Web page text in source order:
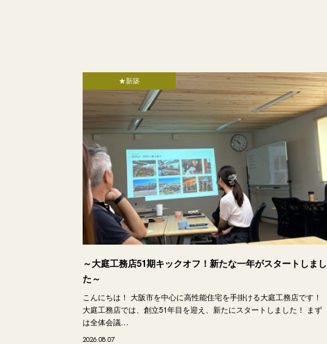
★新築
～大庭工務店51期キックオフ！新たな一年がスタートしまし
た～
こんにちは！ 大阪市を中心に高性能住宅を手掛ける大庭工務店です！
大庭工務店では、創立51年目を迎え、新たにスタートしました！ まず
は全体会議…
2026.08.07